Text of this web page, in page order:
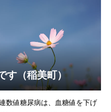
す（稲美町）
数値糖尿病は、血糖値を下げ